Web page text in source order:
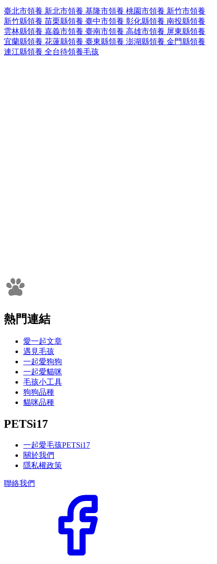
臺北市領養 新北市領養 基隆市領養 桃園市領養 新竹市領養
新竹縣領養 苗栗縣領養 臺中市領養 彰化縣領養 南投縣領養
雲林縣領養 嘉義市領養 臺南市領養 高雄市領養 屏東縣領養
宜蘭縣領養 花蓮縣領養 臺東縣領養 澎湖縣領養 金門縣領養
連江縣領養 全台待領養毛孩
熱門連結
愛一起文章
遇見毛孩
一起愛狗狗
一起愛貓咪
毛孩小工具
狗狗品種
貓咪品種
PETSi17
一起愛毛孩PETSi17
關於我們
隱私權政策
聯絡我們